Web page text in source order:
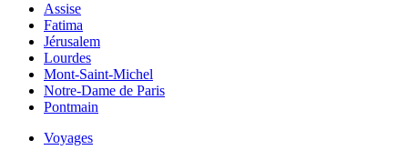
Assise
Fatima
Jérusalem
Lourdes
Mont-Saint-Michel
Notre-Dame de Paris
Pontmain
Voyages